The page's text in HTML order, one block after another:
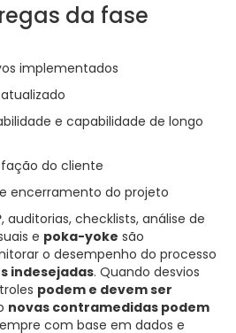
da fase
implementados
e capabilidade de longo
do cliente
encerramento do projeto
, auditorias, checklists, análise de
e poka-yoke são
o desempenho do processo
indesejadas. Quando desvios
podem e devem ser
novas contramedidas podem
com base em dados e